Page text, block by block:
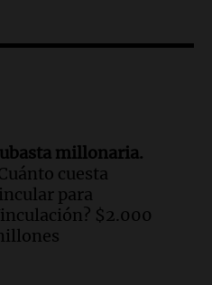
bromas en
cortes de carne y
millonaria.
cuesta
para
$2.000